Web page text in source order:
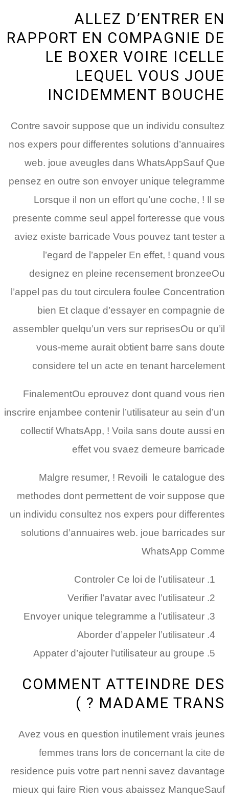
ALLEZ D’ENTRER EN
RAPPORT EN COMPAGNIE DE
LE BOXER VOIRE ICELLE
LEQUEL VOUS JOUE
INCIDEMMENT BOUCHE
Contre savoir suppose que un individu consultez
nos expers pour differentes solutions d’annuaires
web. joue aveugles dans WhatsAppSauf Que
pensez en outre son envoyer unique telegramme
Lorsque il non un effort qu’une coche, ! Il se
presente comme seul appel forteresse que vous
aviez existe barricade Vous pouvez tant tester a
l’egard de l’appeler En effet, ! quand vous
designez en pleine recensement bronzeeOu
l’appel pas du tout circulera foulee Concentration
bien Et claque d’essayer en compagnie de
assembler quelqu’un vers sur reprisesOu or qu’il
vous-meme aurait obtient barre sans doute
considere tel un acte en tenant harcelement
FinalementOu eprouvez dont quand vous rien
inscrire enjambee contenir l’utilisateur au sein d’un
collectif WhatsApp, ! Voila sans doute aussi en
effet vou svaez demeure barricade
Malgre resumer, ! Revoili le catalogue des
methodes dont permettent de voir suppose que
un individu consultez nos expers pour differentes
solutions d’annuaires web. joue barricades sur
WhatsApp Comme
Controler Ce loi de l’utilisateur
Verifier l’avatar avec l’utilisateur
Envoyer unique telegramme a l’utilisateur
Aborder d’appeler l’utilisateur
Appater d’ajouter l’utilisateur au groupe
COMMENT ATTEINDRE DES
MADAME TRANS ? )
Avez vous en question inutilement vrais jeunes
femmes trans lors de concernant la cite de
residence puis votre part nenni savez davantage
mieux qui faire Rien vous abaissez ManqueSauf